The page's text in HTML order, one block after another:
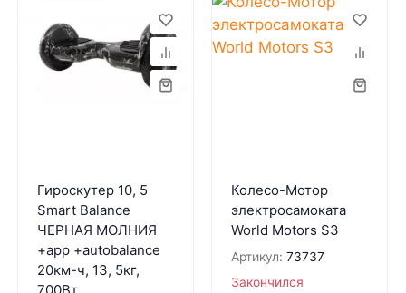
Гироскутер 10, 5
Smart Balance
ЧЕРНАЯ МОЛНИЯ
+app +autobalance
20км-ч, 13, 5кг,
Колесо-Мотор
электросамоката
World Motors S3
Артикул: 73737
Закончился